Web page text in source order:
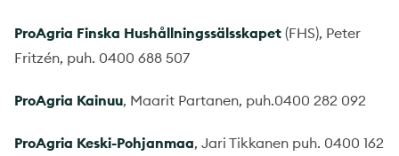
ProAgria Finska Hushållningssälsskapet (FHS), Peter
Fritzén, puh. 0400 688 507
ProAgria Kainuu, Maarit Partanen, puh.0400 282 092
ProAgria Keski-Pohjanmaa, Jari Tikkanen puh. 0400 162